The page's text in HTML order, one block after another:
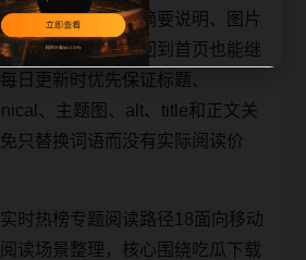
专题阅读路径、摘要说明、图片
让用户不用反复回到首页也能继
日更新时优先保证标题、
、主题图、alt、title和正文关
只替换词语而没有实际阅读价
时热榜专题阅读路径18面向移动
读场景整理，核心围绕吃瓜下载